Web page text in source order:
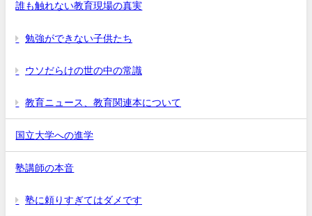
誰も触れない教育現場の真実
勉強ができない子供たち
ウソだらけの世の中の常識
教育ニュース、教育関連本について
国立大学への進学
塾講師の本音
塾に頼りすぎてはダメです